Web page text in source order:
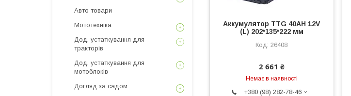
Аккумулятор TTG 40AH 12V
(L) 202*135*222 мм
26408
2 661 ₴
Немає в наявності
+380 (98) 282-78-46
Авто товари
Мототехніка
Дод. устаткування для
тракторів
Дод. устаткування для
мотоблоків
Догляд за садом